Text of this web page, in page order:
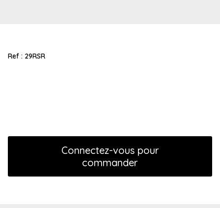
Ref : 29RSR
Connectez-vous pour
commander